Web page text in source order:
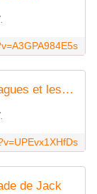
Goldwing - journée pique nique les blagues et les motos
de Jack